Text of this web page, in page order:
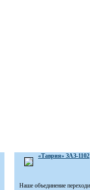
«Таврия» ЗАЗ-1102
Наше объединение